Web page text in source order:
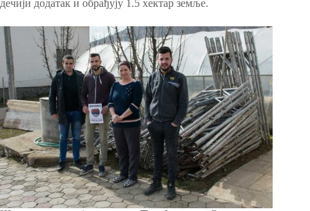
дечији додатак и обрађују 1.5 хектар земље.